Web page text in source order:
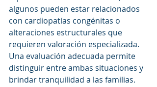
algunos pueden estar relacionados
con cardiopatías congénitas o
alteraciones estructurales que
requieren valoración especializada.
Una evaluación adecuada permite
distinguir entre ambas situaciones y
brindar tranquilidad a las familias.